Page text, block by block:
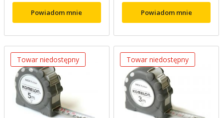
Powiadom mnie Powiadom mnie
Towar niedostępny Towar niedostępny